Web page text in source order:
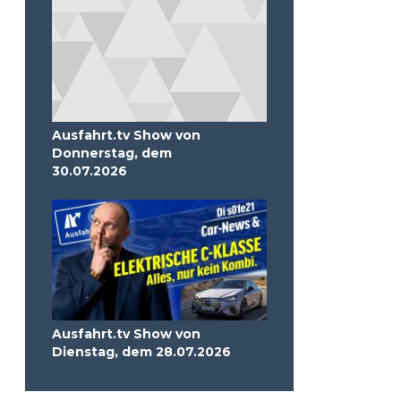
Ausfahrt.tv Show von
Donnerstag, dem
30.07.2026
Ausfahrt.tv Show von
Dienstag, dem 28.07.2026